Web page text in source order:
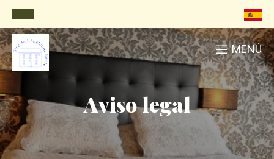
MENÚ
Aviso legal